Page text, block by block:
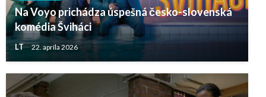
Na Voyo prichádza úspešná česko-slovenská
komédia Šviháci
LT 22. apríla 2026